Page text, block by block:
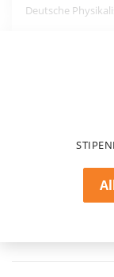
Deutsche